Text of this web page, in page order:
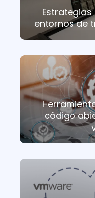
entornos de
código